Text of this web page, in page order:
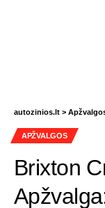
autozinios.lt >
APŽVALGOS
Brixton